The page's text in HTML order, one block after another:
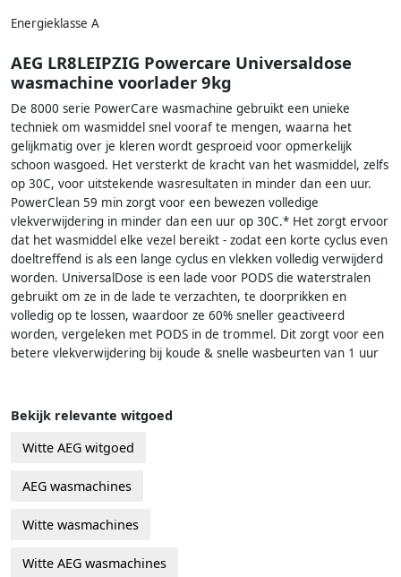
Energieklasse A
AEG LR8LEIPZIG Powercare Universaldose
wasmachine voorlader 9kg
De 8000 serie PowerCare wasmachine gebruikt een unieke
techniek om wasmiddel snel vooraf te mengen, waarna het
gelijkmatig over je kleren wordt gesproeid voor opmerkelijk
schoon wasgoed. Het versterkt de kracht van het wasmiddel, zelfs
op 30C, voor uitstekende wasresultaten in minder dan een uur.
PowerClean 59 min zorgt voor een bewezen volledige
vlekverwijdering in minder dan een uur op 30C.* Het zorgt ervoor
dat het wasmiddel elke vezel bereikt - zodat een korte cyclus even
doeltreffend is als een lange cyclus en vlekken volledig verwijderd
worden. UniversalDose is een lade voor PODS die waterstralen
gebruikt om ze in de lade te verzachten, te doorprikken en
volledig op te lossen, waardoor ze 60% sneller geactiveerd
worden, vergeleken met PODS in de trommel. Dit zorgt voor een
betere vlekverwijdering bij koude & snelle wasbeurten van 1 uur
Bekijk relevante witgoed
Witte AEG witgoed
AEG wasmachines
Witte wasmachines
Witte AEG wasmachines